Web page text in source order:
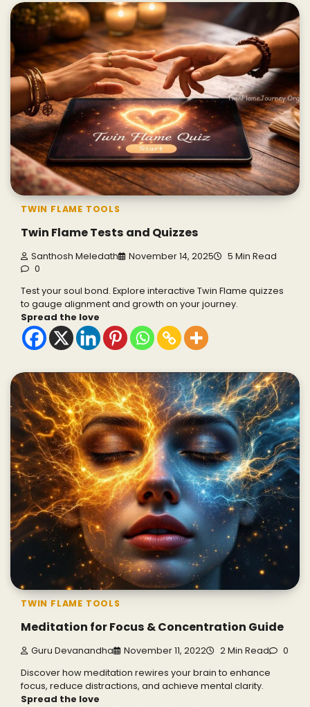
TWIN FLAME TOOLS
Twin Flame Tests and Quizzes
Santhosh Meledath November 14, 2025
5 Min Read
0
Test your soul bond. Explore interactive Twin Flame quizzes
to gauge alignment and growth on your journey.
Spread the love
TWIN FLAME TOOLS
Meditation for Focus & Concentration Guide
Guru Devanandha November 11, 2022 2 Min Read 0
Discover how meditation rewires your brain to enhance
focus, reduce distractions, and achieve mental clarity.
Spread the love